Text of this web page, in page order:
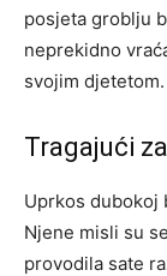
posjeta groblju
neprekidno
svojim djetetom.
Tragajući
Uprkos dubokoj
Njene misli su
provodila sate